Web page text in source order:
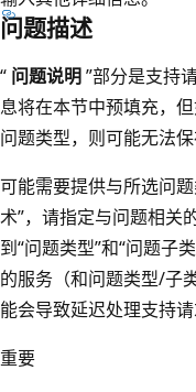
问题描述
“ 问题说明”部分是支持
息将在本节中预填充，
问题类型，则可能无法保
可能需要提供与所选问
术”，请指定与问题相关
到“问题类型”和“问题子
的服务（和问题类型/子
能会导致延迟处理支持请
重要